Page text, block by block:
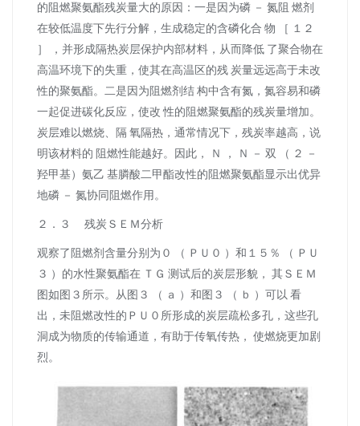
的阻燃聚氨酯残炭量大的原因：一是因为磷 － 氮阻 燃剂
在较低温度下先行分解，生成稳定的含磷化合 物 ［ １２
］ ，并形成隔热炭层保护内部材料，从而降低 了聚合物在
高温环境下的失重，使其在高温区的残 炭量远远高于未改
性的聚氨酯。二是因为阻燃剂结 构中含有氮，氮容易和磷
一起促进碳化反应，使改 性的阻燃聚氨酯的残炭量增加。
炭层难以燃烧、隔 氧隔热，通常情况下，残炭率越高，说
明该材料的 阻燃性能越好。因此， Ｎ ， Ｎ － 双 （ ２ －
羟甲基）氨乙 基膦酸二甲酯改性的阻燃聚氨酯显示出优异
地磷 － 氮协同阻燃作用。
２．３ 残炭ＳＥＭ分析
观察了阻燃剂含量分别为０ （ ＰＵ０ ）和１５％ （ ＰＵ
３ ）的水性聚氨酯在 ＴＧ 测试后的炭层形貌， 其ＳＥＭ
图如图３所示。从图３ （ ａ ）和图３ （ ｂ ）可以 看
出，未阻燃改性的ＰＵ０所形成的炭层疏松多孔，这些孔
洞成为物质的传输通道，有助于传氧传热， 使燃烧更加剧
烈。